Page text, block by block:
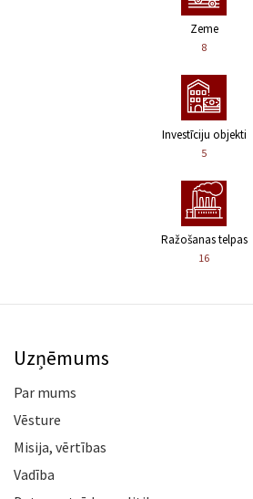
Zeme
8
Investīciju objekti
5
Ražošanas telpas
16
Uzņēmums
Par mums
Vēsture
Misija, vērtības
Vadība